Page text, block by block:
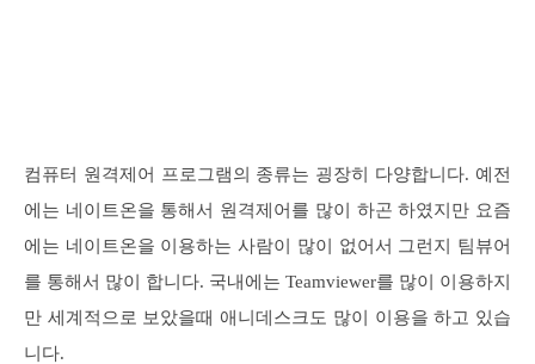
컴퓨터 원격제어 프로그램의 종류는 굉장히 다양합니다. 예전
에는 네이트온을 통해서 원격제어를 많이 하곤 하였지만 요즘
에는 네이트온을 이용하는 사람이 많이 없어서 그런지 팀뷰어
를 통해서 많이 합니다. 국내에는 Teamviewer를 많이 이용하지
만 세계적으로 보았을때 애니데스크도 많이 이용을 하고 있습
니다.